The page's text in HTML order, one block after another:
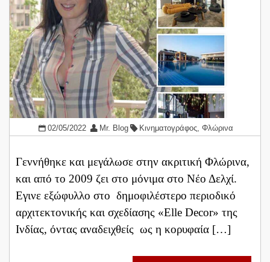
02/05/2022 Mr. Blog Κινηματογράφος, Φλώρινα
Γεννήθηκε και μεγάλωσε στην ακριτική Φλώρινα,
και από το 2009 ζει στο μόνιμα στο Νέο Δελχί.
Εγινε εξώφυλλο στο δημοφιλέστερο περιοδικό
αρχιτεκτονικής και σχεδίασης «Elle Decor» της
Ινδίας, όντας αναδειχθείς ως η κορυφαία […]